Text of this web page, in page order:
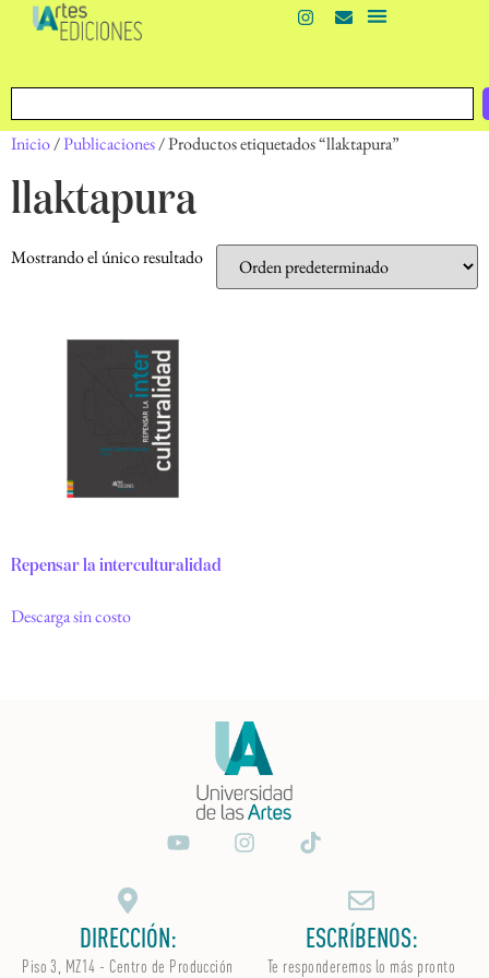
Inicio/Publicaciones/ Productos etiquetados “llaktapura”
llaktapura
Mostrando el único resultado
Repensar la interculturalidad
Descarga sin costo
DIRECCIÓN:
Piso 3, MZ14 - Centro de Producción
ESCRÍBENOS:
Te responderemos lo más pronto